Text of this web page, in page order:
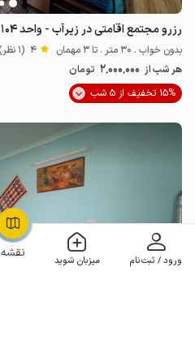
نقشه ورود / ثبت‌نام میزبان شوید
OpenStreetMap
رزرو مجتمع اقامتی در زیرآب - واحد ۱۰۴
بدون خواب . 30 متر . تا 3 مهمان 4 (1 نظر)
هر شب از 2٬000٬000 تومان
15% تخفیف از 5 شب